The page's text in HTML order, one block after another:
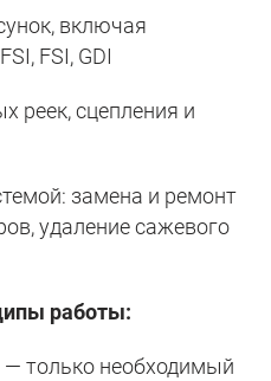
включая
FSI, GDI
реек, сцепления и
замена и ремонт
удаление сажевого
работы:
только необходимый